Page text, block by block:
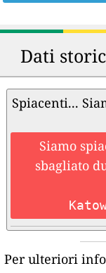
Dati
Spiacenti...
Siamo
sbagliato
Per ulteriori